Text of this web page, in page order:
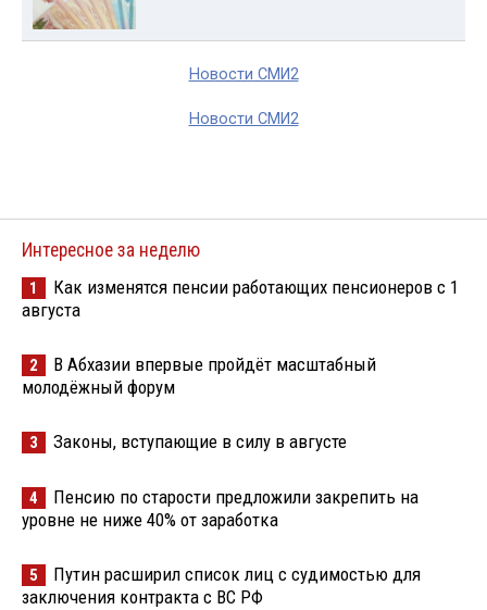
Новости СМИ2
Новости СМИ2
Интересное за неделю
1
Как изменятся пенсии работающих пенсионеров с 1
августа
2
В Абхазии впервые пройдёт масштабный
молодёжный форум
3 Законы, вступающие в силу в августе
4
Пенсию по старости предложили закрепить на
уровне не ниже 40% от заработка
5
Путин расширил список лиц с судимостью для
заключения контракта с ВС РФ